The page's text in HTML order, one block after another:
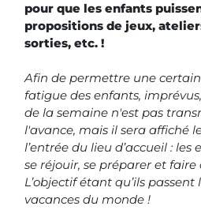
pour que les enfants
propositions de jeux,
sorties, etc. !
Afin de permettre une
fatigue des enfants,
de la semaine n'est pas
l'avance, mais il sera affiché
l’entrée du lieu d’accueil :
se réjouir, se préparer et faire
L’objectif étant qu’ils
vacances du monde !